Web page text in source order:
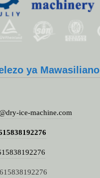
ya Mawasiliano
ice-machine.com